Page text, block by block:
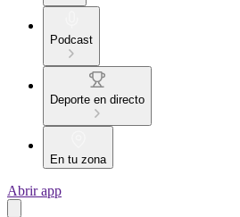
Podcast
Deporte en directo
En tu zona
Abrir app